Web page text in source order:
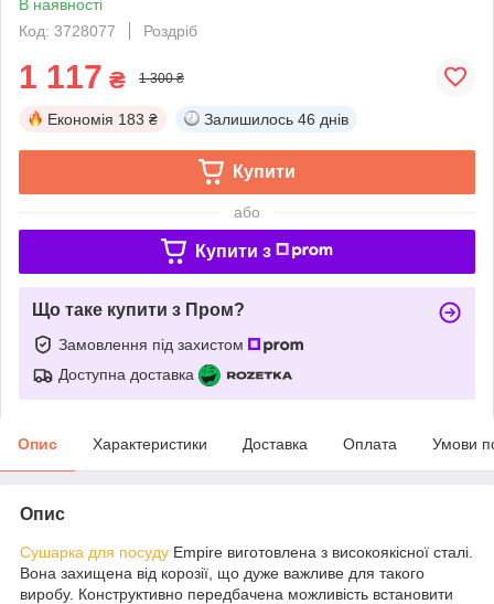
В наявності
Код: 3728077
Роздріб
1 117 ₴ 1 300 ₴
Економія 183 ₴ Залишилось 46 днів
Купити
або
Купити з
Що таке купити з Пром?
Замовлення під захистом
Доступна доставка
Опис Характеристики Доставка Оплата Умови
Опис
Сушарка для посуду Empire виготовлена з високоякісної сталі.
Вона захищена від корозії, що дуже важливе для такого
виробу. Конструктивно передбачена можливість встановити